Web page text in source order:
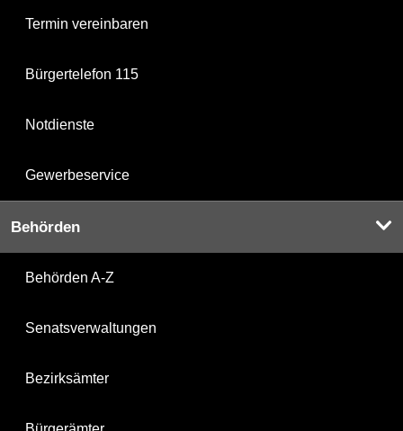
Termin vereinbaren
Bürgertelefon 115
Notdienste
Gewerbeservice
Behörden
Behörden A-Z
Senatsverwaltungen
Bezirksämter